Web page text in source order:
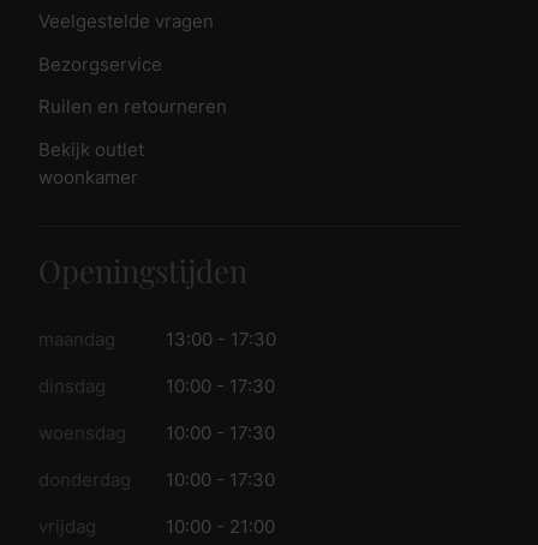
Veelgestelde vragen
Bezorgservice
Ruilen en retourneren
Bekijk outlet
woonkamer
Openingstijden
maandag 13:00 - 17:30
dinsdag 10:00 - 17:30
woensdag 10:00 - 17:30
donderdag 10:00 - 17:30
vrijdag 10:00 - 21:00